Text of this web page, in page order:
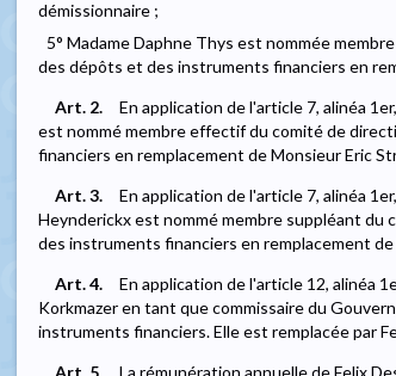
démissionnaire ;
5° Madame Daphne Thys est nommée
des dépôts et des instruments financiers en
Art. 2.
En application de l'article 7, alinéa
est nommé membre effectif du comité de
financiers en remplacement de Monsieur Eric
Art. 3.
En application de l'article 7, alinéa
Heynderickx est nommé membre suppléant
des instruments financiers en remplacement
Art. 4.
En application de l'article 12, alinéa
Korkmazer en tant que commissaire du
instruments financiers. Elle est remplacée par